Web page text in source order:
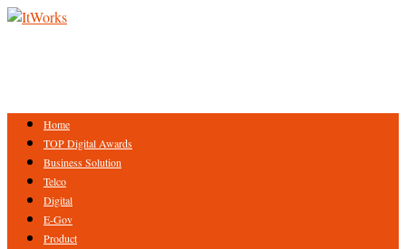
Home
TOP Digital Awards
Business Solution
Telco
Digital
E-Gov
Product